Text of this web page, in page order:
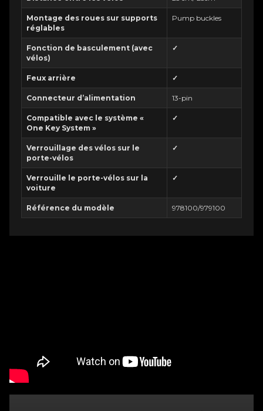
Montage des roues sur supports
réglables
Pump buckles
Fonction de basculement (avec
vélos)
✓
Feux arrière ✓
Connecteur d’alimentation 13-pin
Compatible avec le système «
One Key System »
✓
Verrouillage des vélos sur le
porte-vélos
✓
Verrouille le porte-vélos sur la
voiture
✓
Référence du modèle 978100/979100